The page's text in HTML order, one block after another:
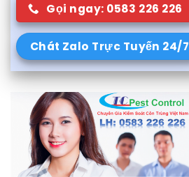
Gọi ngay: 0583 226 226
Chát Zalo Trực Tuyến 24/7